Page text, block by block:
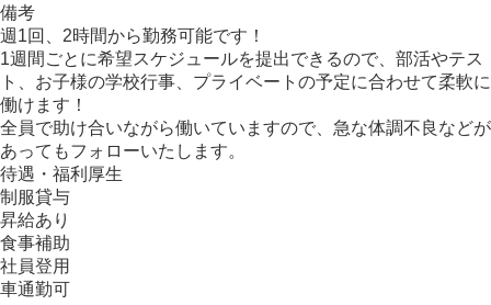
備考
週1回、2時間から勤務可能です！
1週間ごとに希望スケジュールを提出できるので、部活やテス
ト、お子様の学校行事、プライベートの予定に合わせて柔軟に
働けます！
全員で助け合いながら働いていますので、急な体調不良などが
あってもフォローいたします。
待遇・福利厚生
制服貸与
昇給あり
食事補助
社員登用
車通勤可